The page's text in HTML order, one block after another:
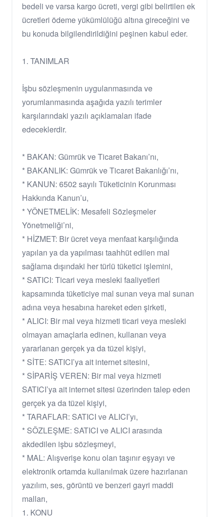
bedeli ve varsa kargo ücreti, vergi gibi belirtilen ek
ücretleri ödeme yükümlülüğü altına gireceğini ve
bu konuda bilgilendirildiğini peşinen kabul eder.
1. TANIMLAR
İşbu sözleşmenin uygulanmasında ve
yorumlanmasında aşağıda yazılı terimler
karşılarındaki yazılı açıklamaları ifade
edeceklerdir.
* BAKAN: Gümrük ve Ticaret Bakanı’nı,
* BAKANLIK: Gümrük ve Ticaret Bakanlığı’nı,
* KANUN: 6502 sayılı Tüketicinin Korunması
Hakkında Kanun’u,
* YÖNETMELİK: Mesafeli Sözleşmeler
Yönetmeliği’ni,
* HİZMET: Bir ücret veya menfaat karşılığında
yapılan ya da yapılması taahhüt edilen mal
sağlama dışındaki her türlü tüketici işlemini,
* SATICI: Ticari veya mesleki faaliyetleri
kapsamında tüketiciye mal sunan veya mal sunan
adına veya hesabına hareket eden şirketi,
* ALICI: Bir mal veya hizmeti ticari veya mesleki
olmayan amaçlarla edinen, kullanan veya
yararlanan gerçek ya da tüzel kişiyi,
* SİTE: SATICI’ya ait internet sitesini,
* SİPARİŞ VEREN: Bir mal veya hizmeti
SATICI’ya ait internet sitesi üzerinden talep eden
gerçek ya da tüzel kişiyi,
* TARAFLAR: SATICI ve ALICI’yı,
* SÖZLEŞME: SATICI ve ALICI arasında
akdedilen işbu sözleşmeyi,
* MAL: Alışverişe konu olan taşınır eşyayı ve
elektronik ortamda kullanılmak üzere hazırlanan
yazılım, ses, görüntü ve benzeri gayri maddi
malları,
1. KONU